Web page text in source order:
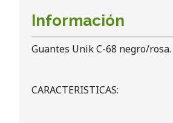
Información
Guantes Unik C-68 negro/rosa.
CARACTERISTICAS: